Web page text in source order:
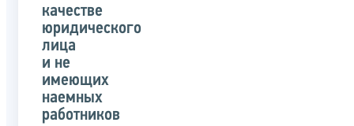
качестве
юридического
лица
и не
имеющих
наемных
работников